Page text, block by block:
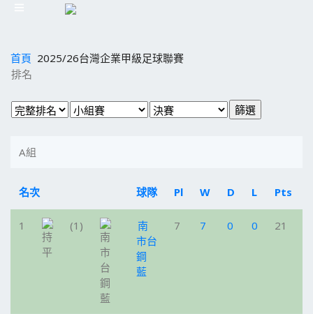
首頁 2025/26台灣企業甲級足球聯賽
排名
A組
名次 球隊 Pl W D L Pts
1 (1)
南
市台
鋼
藍
7 7 0 0 21